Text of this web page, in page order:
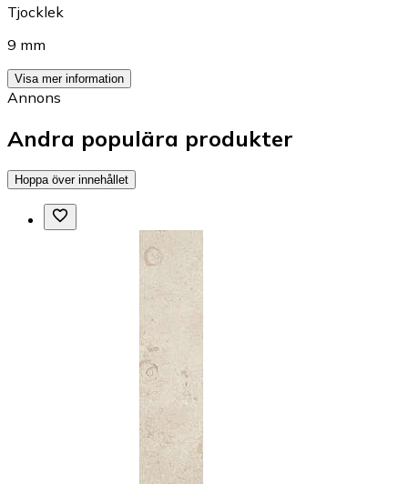
Tjocklek
9 mm
Visa mer information
Annons
Andra populära produkter
Hoppa över innehållet